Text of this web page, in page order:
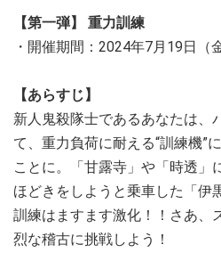
【第一弾】 重力訓練
・開催期間：2024年7月19日（
【あらすじ】
新人鬼殺隊士であるあなたは、
て、重力負荷に耐える“訓練機”
ことに。「甘露寺」や「時透」
ほどきをしようと乗車した「伊
訓練はますます激化！！さあ、
烈な稽古に挑戦しよう！